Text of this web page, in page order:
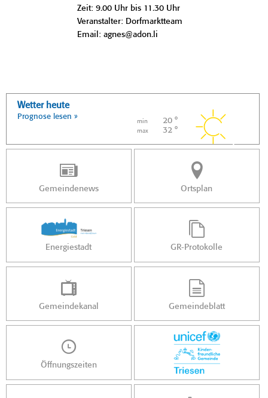
Zeit: 9.00 Uhr bis 11.30 Uhr
Veranstalter: Dorfmarktteam
Email: agnes@adon.li
Wetter heute
Prognose lesen »
min 20 °
max 32 °
Gemeindenews Ortsplan
Energiestadt GR-Protokolle
Gemeindekanal Gemeindeblatt
Öffnungszeiten